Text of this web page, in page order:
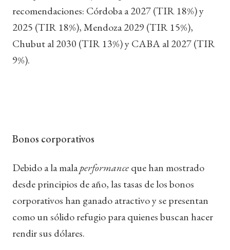
recomendaciones: Córdoba a 2027 (TIR 18%) y
2025 (TIR 18%), Mendoza 2029 (TIR 15%),
Chubut al 2030 (TIR 13%) y CABA al 2027 (TIR
9%).
Bonos corporativos
Debido a la malaperformanceque han mostrado
desde principios de año, las tasas de los bonos
corporativos han ganado atractivo y se presentan
como un sólido refugio para quienes buscan hacer
rendir sus dólares.